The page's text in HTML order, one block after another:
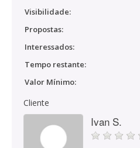
Visibilidade:
Propostas:
Interessados:
Tempo restante:
Valor Mínimo:
Cliente
Ivan S.